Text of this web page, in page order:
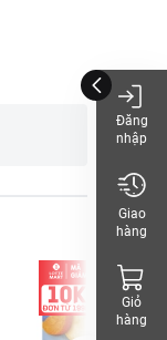
Đăng
nhập
Giao
hàng
Giỏ
hàng